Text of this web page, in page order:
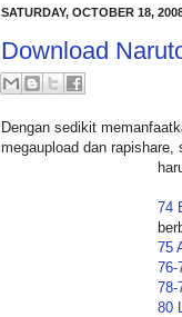
SATURDAY, OCTOBER 18,
Download
Dengan sedikit
megaupload dan
74
75
76-
78-
80